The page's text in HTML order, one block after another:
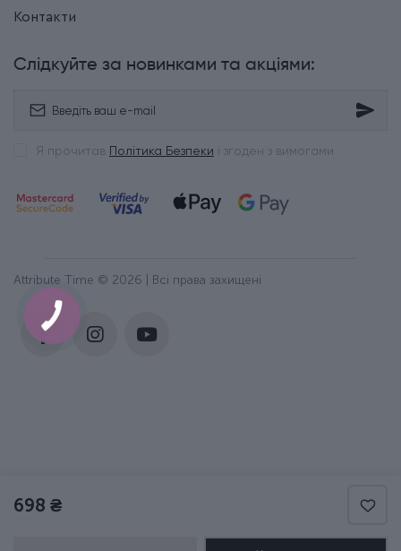
698 ₴
Контакти
Слідкуйте за новинками та акціями:
Я прочитав Політика Безпеки і згоден з вимогами
Attribute Time © 2026 | Всі права захищені